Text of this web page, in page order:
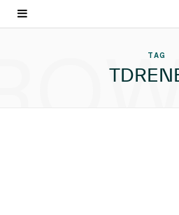
TAG